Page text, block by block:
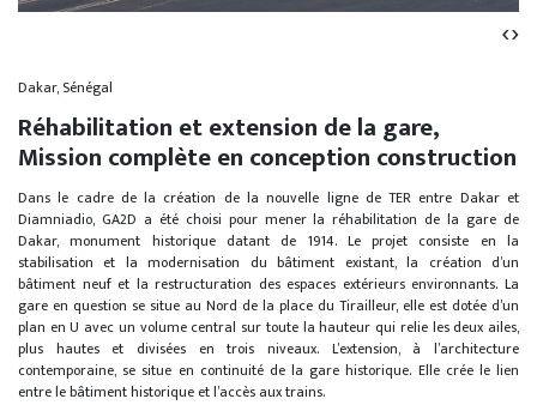
‹›
Dakar, Sénégal
Réhabilitation et extension de la gare,
Mission complète en conception construction
Dans le cadre de la création de la nouvelle ligne de TER entre Dakar et
Diamniadio, GA2D a été choisi pour mener la réhabilitation de la gare de
Dakar, monument historique datant de 1914. Le projet consiste en la
stabilisation et la modernisation du bâtiment existant, la création d’un
bâtiment neuf et la restructuration des espaces extérieurs environnants. La
gare en question se situe au Nord de la place du Tirailleur, elle est dotée d’un
plan en U avec un volume central sur toute la hauteur qui relie les deux ailes,
plus hautes et divisées en trois niveaux. L’extension, à l’architecture
contemporaine, se situe en continuité de la gare historique. Elle crée le lien
entre le bâtiment historique et l’accès aux trains.